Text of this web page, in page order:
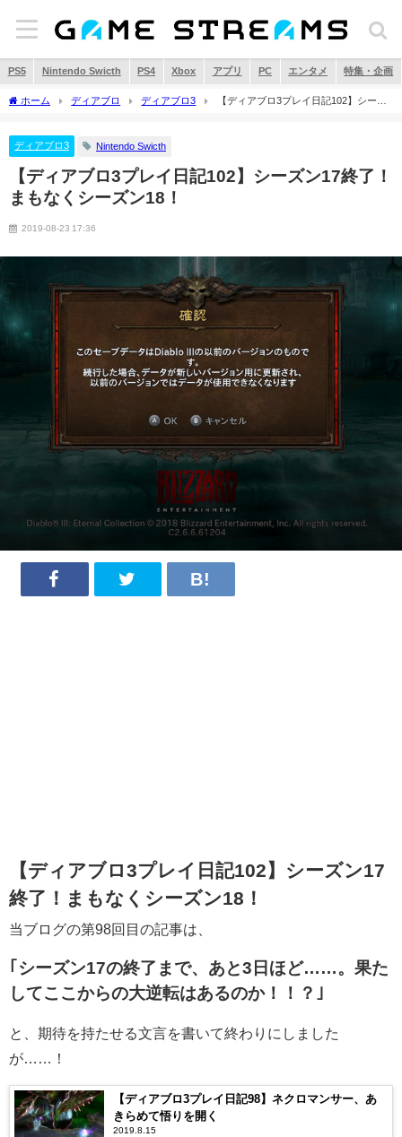
PS5 Nintendo Swicth PS4 Xbox アプリ PC エンタメ 特集・企画
ホーム ディアブロ ディアブロ3
【ディアブロ3プレイ日記102】シーズ
ディアブロ3 Nintendo Swicth
【ディアブロ3プレイ日記102】シーズン17終了！
まもなくシーズン18！
2019-08-23 17:36
【ディアブロ3プレイ日記102】シーズン17
終了！まもなくシーズン18！
当ブログの第98回目の記事は、
｢シーズン17の終了まで、あと3日ほど……。果た
してここからの大逆転はあるのか！！？｣
と、期待を持たせる文言を書いて終わりにしました
が……！
【ディアブロ3プレイ日記98】ネクロマンサー、あ
きらめて悟りを開く
2019.8.15